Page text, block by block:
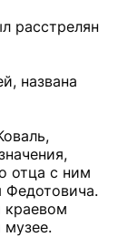
расстрелян
названа
отца с ним
Федотовича.
краевом
музее.